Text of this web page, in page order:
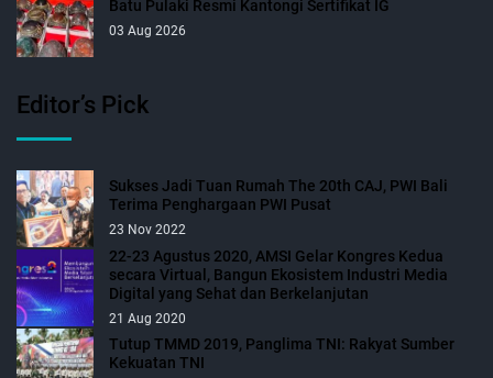
Batu Pulaki Resmi Kantongi Sertifikat IG
03 Aug 2026
Editor’s Pick
Sukses Jadi Tuan Rumah The 20th CAJ, PWI Bali
Terima Penghargaan PWI Pusat
23 Nov 2022
22-23 Agustus 2020, AMSI Gelar Kongres Kedua
secara Virtual, Bangun Ekosistem Industri Media
Digital yang Sehat dan Berkelanjutan
21 Aug 2020
Tutup TMMD 2019, Panglima TNI: Rakyat Sumber
Kekuatan TNI